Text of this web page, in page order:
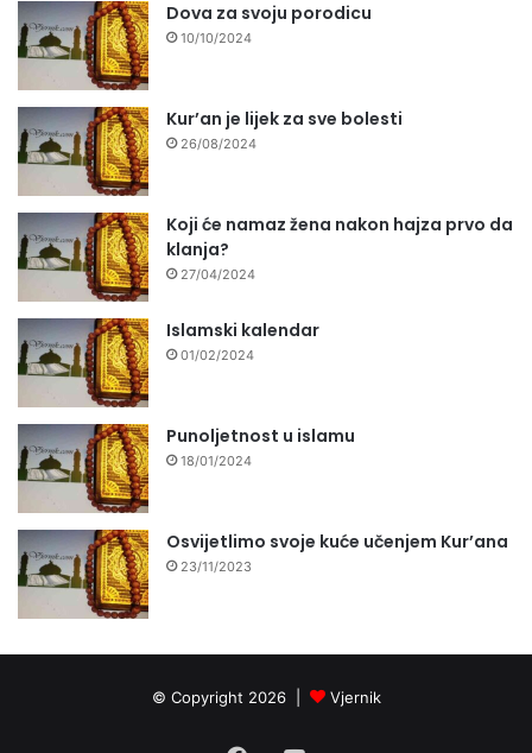
Dova za svoju porodicu
10/10/2024
Kur’an je lijek za sve bolesti
26/08/2024
Koji će namaz žena nakon hajza prvo da
klanja?
27/04/2024
Islamski kalendar
01/02/2024
Punoljetnost u islamu
18/01/2024
Osvijetlimo svoje kuće učenjem Kur’ana
23/11/2023
© Copyright 2026 | Vjernik